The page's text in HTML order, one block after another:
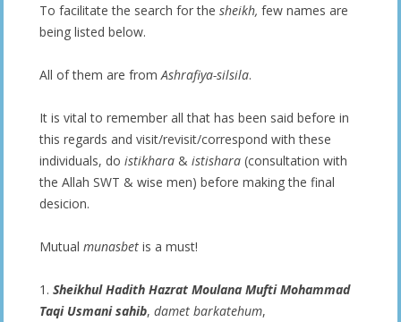
To facilitate the search for the sheikh, few names are
being listed below.
All of them are from Ashrafiya-silsila.
It is vital to remember all that has been said before in
this regards and visit/revisit/correspond with these
individuals, do istikhara & istishara (consultation with
the Allah SWT & wise men) before making the final
desicion.
Mutual munasbet is a must!
1. Sheikhul Hadith Hazrat Moulana Mufti Mohammad
Taqi Usmani sahib, damet barkatehum,